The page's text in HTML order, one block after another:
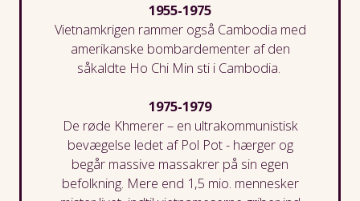
1955-1975
Vietnamkrigen rammerogså Cambodia med
amerikanske bombardementer af den
såkaldte Ho Chi Min sti i Cambodia.
1975-1979
De røde Khmerer– en ultrakommunistisk
bevægelse ledet af Pol Pot - hærger og
begår massive massakrer på sin egen
befolkning. Mere end 1,5 mio. mennesker